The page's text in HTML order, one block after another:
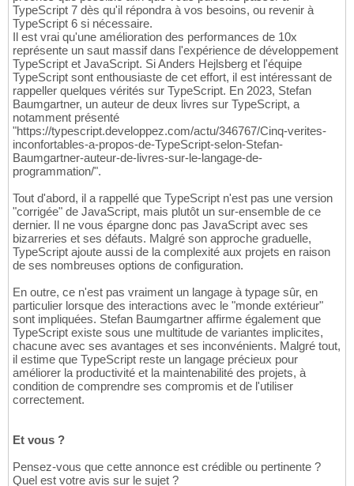
TypeScript 7 dès qu'il répondra à vos besoins, ou revenir à
TypeScript 6 si nécessaire.
Il est vrai qu'une amélioration des performances de 10x
représente un saut massif dans l'expérience de développement
TypeScript et JavaScript. Si Anders Hejlsberg et l'équipe
TypeScript sont enthousiaste de cet effort, il est intéressant de
rappeller quelques vérités sur TypeScript. En 2023, Stefan
Baumgartner, un auteur de deux livres sur TypeScript, a
notamment présenté
"https://typescript.developpez.com/actu/346767/Cinq-verites-
inconfortables-a-propos-de-TypeScript-selon-Stefan-
Baumgartner-auteur-de-livres-sur-le-langage-de-
programmation/".
Tout d'abord, il a rappellé que TypeScript n'est pas une version
"corrigée" de JavaScript, mais plutôt un sur-ensemble de ce
dernier. Il ne vous épargne donc pas JavaScript avec ses
bizarreries et ses défauts. Malgré son approche graduelle,
TypeScript ajoute aussi de la complexité aux projets en raison
de ses nombreuses options de configuration.
En outre, ce n'est pas vraiment un langage à typage sûr, en
particulier lorsque des interactions avec le "monde extérieur"
sont impliquées. Stefan Baumgartner affirme également que
TypeScript existe sous une multitude de variantes implicites,
chacune avec ses avantages et ses inconvénients. Malgré tout,
il estime que TypeScript reste un langage précieux pour
améliorer la productivité et la maintenabilité des projets, à
condition de comprendre ses compromis et de l'utiliser
correctement.
Et vous ?
Pensez-vous que cette annonce est crédible ou pertinente ?
Quel est votre avis sur le sujet ?